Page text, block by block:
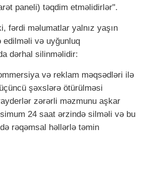
paneli) təqdim etməlidirlər".
fərdi məlumatlar yalnız yaşın
və uyğunluq
dərhal silinməlidir:
və reklam məqsədləri ilə
şəxslərə ötürülməsi
zərərli məzmunu aşkar
24 saat ərzində silməli və bu
rəqəmsal həllərlə təmin